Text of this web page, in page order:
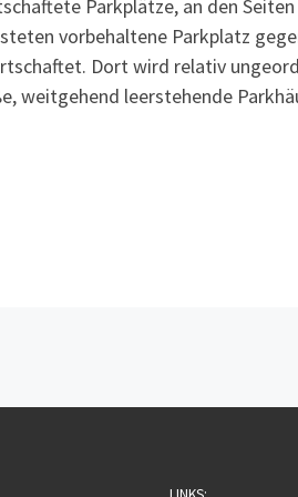
Parkplätze, an den
vorbehaltene Parkplatz
Dort wird relativ
weitgehend leerstehende